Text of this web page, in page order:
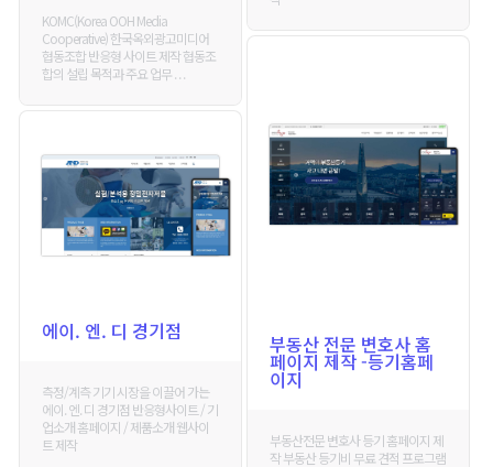
KOMC(Korea OOH Media
Cooperative) 한국옥외광고미디어
협동조합 반응형 사이트 제작 협동조
합의 설립 목적과 주요 업무 . . .
부동산 전문 변호사 홈
페이지 제작 -등기홈페
이지
부동산전문 변호사 등기 홈페이지 제
작 부동산 등기비 무료 견적 프로그램
에이. 엔. 디 경기점
측정/계측 기기 시장을 이끌어 가는
에이. 엔. 디 경기점 반응형사이트 / 기
업소개 홈페이지 / 제품소개 웹사이
트 제작